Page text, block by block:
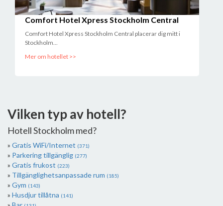
Comfort Hotel Xpress Stockholm Central
Comfort Hotel Xpress Stockholm Central placerar dig mitt i
Stockholm...
Mer om hotellet >>
Vilken typ av hotell?
Hotell Stockholm med?
Gratis WiFi/Internet (371)
Parkering tillgänglig (277)
Gratis frukost (223)
Tillgänglighetsanpassade rum (185)
Gym (143)
Husdjur tillåtna (141)